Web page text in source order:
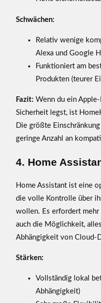
Schwächen:
Relativ wenige
Alexa und Google
Funktioniert am
Produkten (teurer
Fazit: Wenn du ein
Sicherheit legst, ist
Die größte
geringe Anzahl an
4. Home
Home Assistant ist eine
die volle Kontrolle über
wollen. Es erfordert
auch die Möglichkeit,
Abhängigkeit von Cloud-
Stärken:
Vollständig lokal
Abhängigkeit)